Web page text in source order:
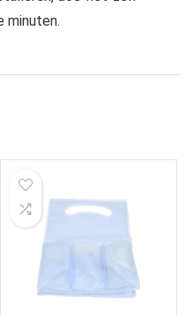
minuten.